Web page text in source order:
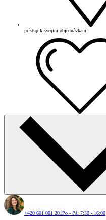
prístup k svojim objednávkam
+420 601 001 201Po - Pá: 7:30 - 16:00